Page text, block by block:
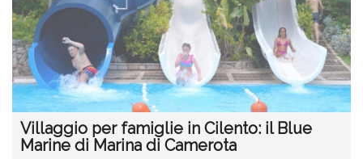
Villaggio per famiglie in Cilento: il Blue
Marine di Marina di Camerota